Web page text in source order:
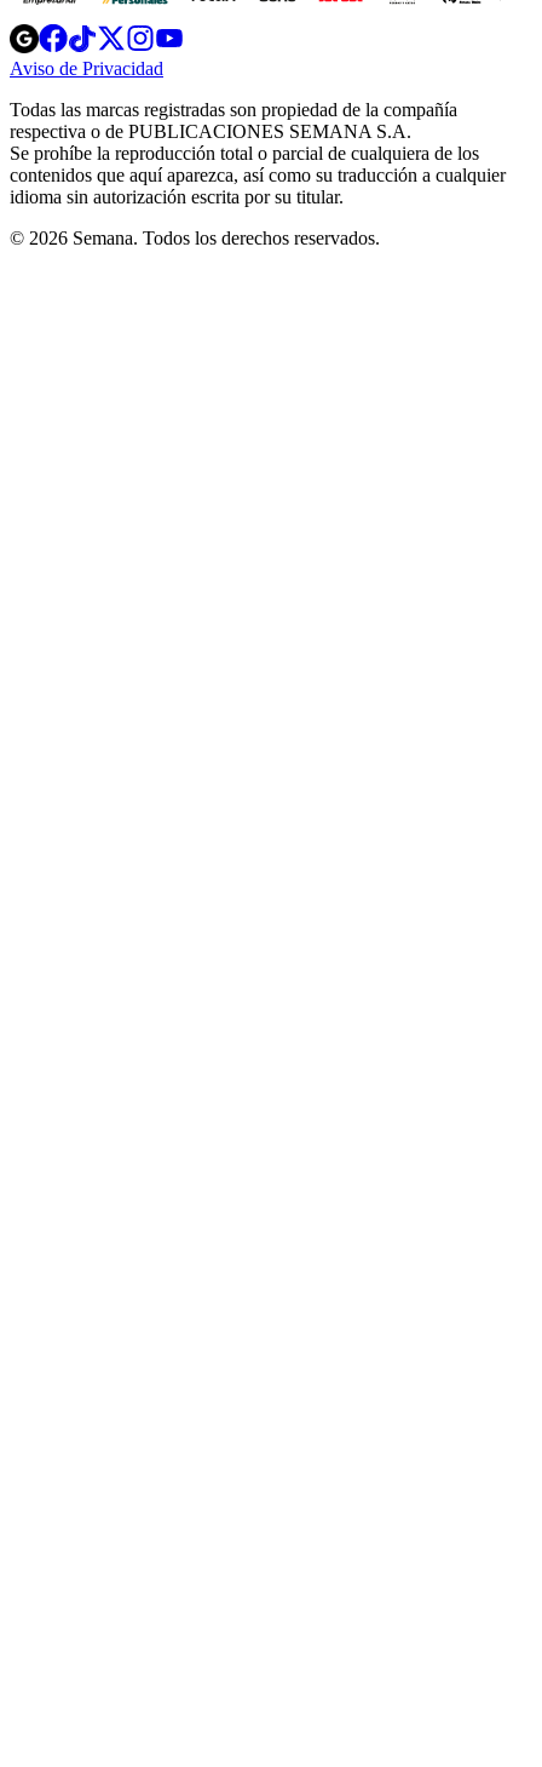
Opens
in
new
Opens
in
new
Opens
in
new
window
Opens
new
windowwindow
Aviso de Privacidad
new
window
Todas las marcas registradas son propiedad de la compañía
respectiva o de PUBLICACIONES SEMANA S.A.
Se prohíbe la reproducción total o parcial de cualquiera de los
contenidos que aquí aparezca, así como su traducción a cualquier
idioma sin autorización escrita por su titular.
© 2026 Semana. Todos los derechos reservados.